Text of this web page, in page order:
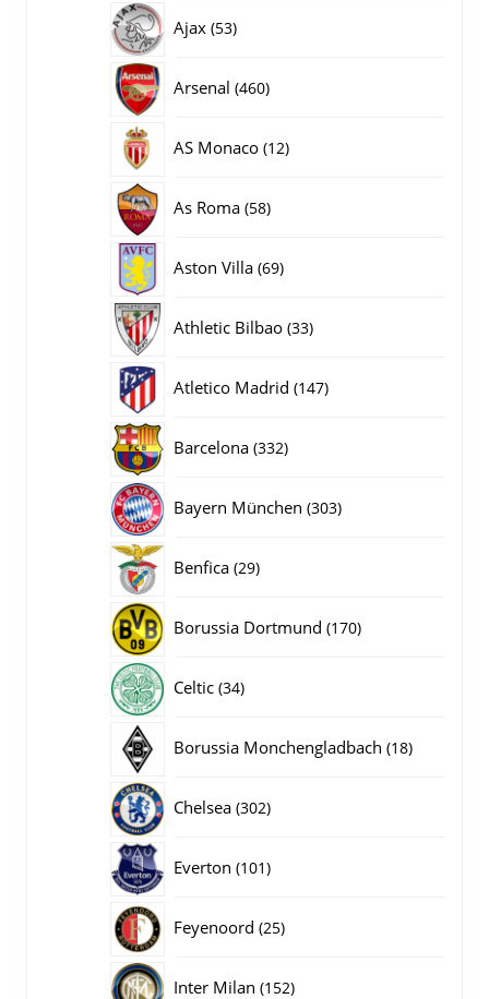
Ajax 5353
Arsenal 460460
AS Monaco 1212
As Roma 5858
Aston Villa 6969
Athletic Bilbao 3333
Atletico Madrid 147147
Barcelona 332332
Bayern München 303303
Benfica 2929
Borussia Dortmund 170170
Celtic 3434
Borussia Monchengladbach 1818
Chelsea 302302
Everton 101101
Feyenoord 2525
Inter Milan 152152